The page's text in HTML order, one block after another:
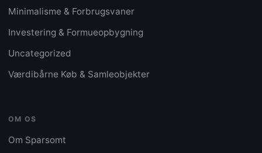
Minimalisme & Forbrugsvaner
Investering & Formueopbygning
Uncategorized
Værdibårne Køb & Samleobjekter
OM OS
Om Sparsomt